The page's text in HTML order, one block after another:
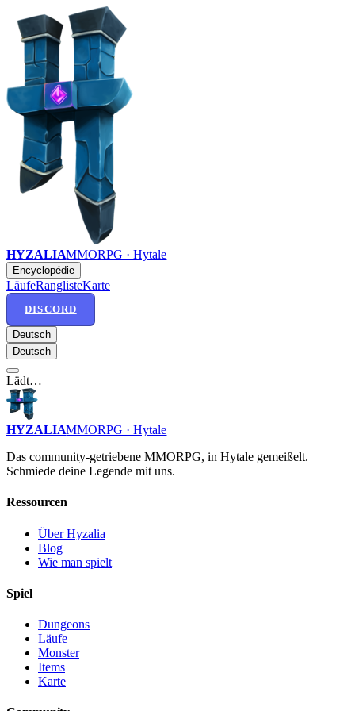
HYZALIAMMORPG · Hytale
Encyclopédie
LäufeRanglisteKarte
DISCORD
Deutsch
Deutsch
Lädt…
HYZALIAMMORPG · Hytale
Das community-getriebene MMORPG, in Hytale gemeißelt.
Schmiede deine Legende mit uns.
Ressourcen
Über Hyzalia
Blog
Wie man spielt
Spiel
Dungeons
Läufe
Monster
Items
Karte